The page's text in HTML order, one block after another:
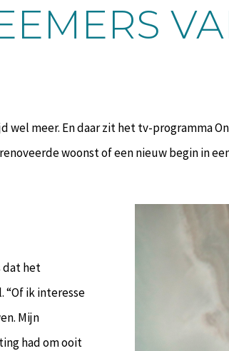
meer. En daar zit het tv-programma
woonst of een nieuw begin in
dat het
“Of ik interesse
Mijn
had om ooit